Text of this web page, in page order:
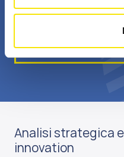
Scopri
Analisi strategica
innovation